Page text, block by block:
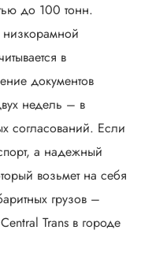
до 100 тонн.
низкорамной
в
документов
недель – в
согласований. Если
а надежный
возьмет на себя
грузов –
Trans в городе